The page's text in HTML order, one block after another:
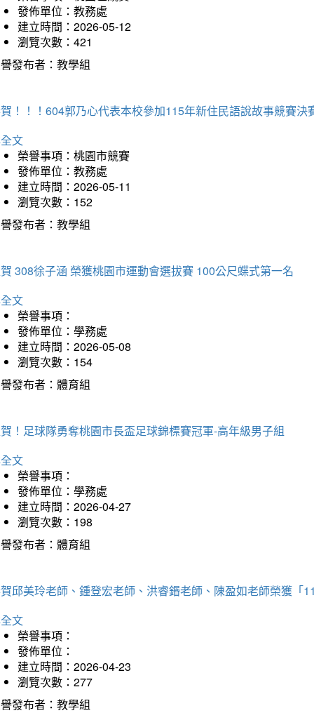
發佈單位：教務處
建立時間：2026-05-12
瀏覽次數：421
發布者：教學組
！！！604郭乃心代表本校參加115年新住民語說故事競賽決
文
榮譽事項：桃園市競賽
發佈單位：教務處
建立時間：2026-05-11
瀏覽次數：152
發布者：教學組
308徐子涵 榮獲桃園市運動會選拔賽 100公尺蝶式第一名
文
榮譽事項：
發佈單位：學務處
建立時間：2026-05-08
瀏覽次數：154
發布者：體育組
！足球隊勇奪桃園市長盃足球錦標賽冠軍-高年級男子組
文
榮譽事項：
發佈單位：學務處
建立時間：2026-04-27
瀏覽次數：198
發布者：體育組
邱美玲老師、鍾登宏老師、洪睿鍲老師、陳盈如老師榮獲「
文
榮譽事項：
發佈單位：
建立時間：2026-04-23
瀏覽次數：277
發布者：教學組